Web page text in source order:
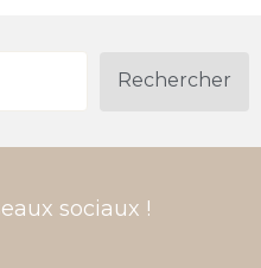
Rechercher
sociaux !